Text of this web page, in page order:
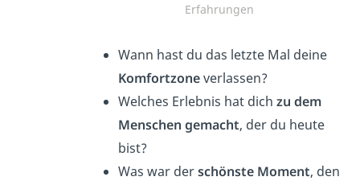
Erfahrungen
Wann hast du das letzte Mal deine
Komfortzoneverlassen?
Welches Erlebnis hat dich zu dem
Menschen gemacht, der du heute
bist?
Was war derschönste Moment, den